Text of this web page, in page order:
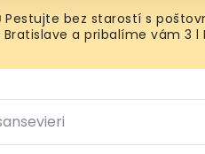
Pestujte bez starostí s
a pribalíme vám 3 l